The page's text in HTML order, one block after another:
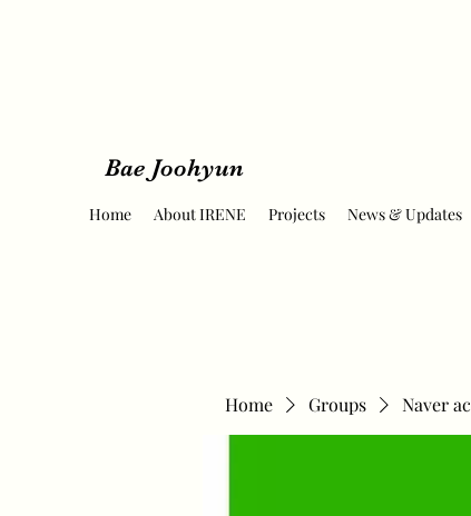
Bae Joohyun
Home About IRENE Projects News & Updates
Home Groups Naver